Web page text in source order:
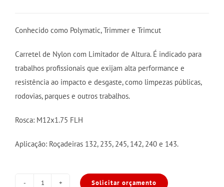
Conhecido como Polymatic, Trimmer e Trimcut
Carretel de Nylon com Limitador de Altura. É indicado para
trabalhos profissionais que exijam alta performance e
resistência ao impacto e desgaste, como limpezas públicas,
rodovias, parques e outros trabalhos.
Rosca: M12x1.75 FLH
Aplicação: Roçadeiras 132, 235, 245, 142, 240 e 143.
Solicitar orçamento